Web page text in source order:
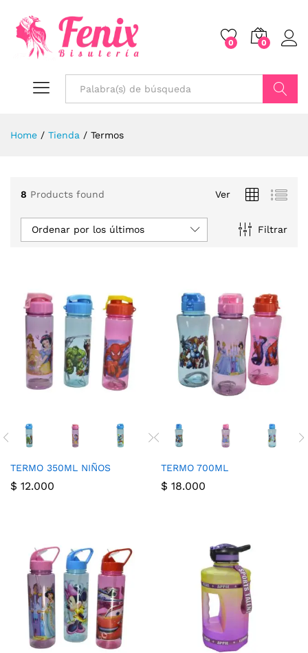
0 0
Home / Tienda / Termos
8 Products found Ver
Filtrar
Ordenar por los últimos
TERMO 350ML NIÑOS
$ 12.000
TERMO 700ML
$ 18.000